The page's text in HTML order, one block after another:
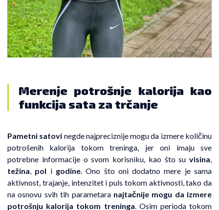
Merenje potrošnje kalorija kao
funkcija sata za trčanje
Pametni satovi negde najpreciznije mogu da izmere količinu
potrošenih kalorija tokom treninga, jer oni imaju sve
potrebne informacije o svom korisniku, kao što su visina
težina
pol i godine. Ono što oni dodatno mere je sama
aktivnost, trajanje, intenzitet i puls tokom aktivnosti, tako da
na osnovu svih tih parametara najtačnije mogu da izmere
potrošnju kalorija tokom treninga . Osim perioda tokom